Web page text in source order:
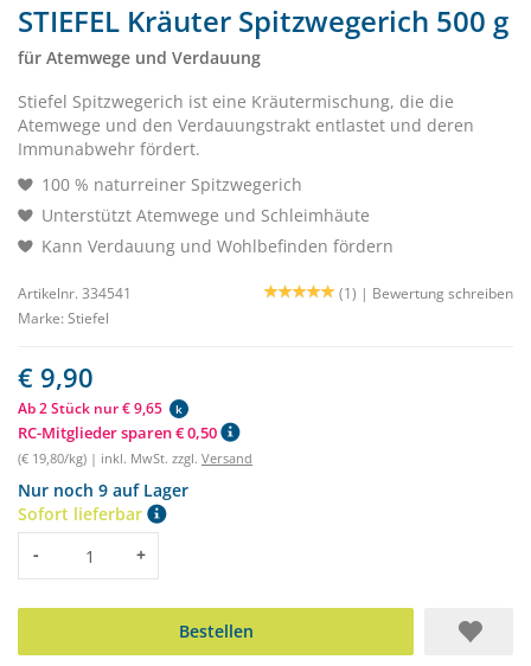
STIEFEL Kräuter Spitzwegerich 500 g
für Atemwege und Verdauung
Stiefel Spitzwegerich ist eine Kräutermischung, die die
Atemwege und den Verdauungstrakt entlastet und deren
Immunabwehr fördert.
100 % naturreiner Spitzwegerich
Unterstützt Atemwege und Schleimhäute
Kann Verdauung und Wohlbefinden fördern
Artikelnr. 334541 (1) | Bewertung schreiben
Marke: Stiefel
€ 9,90
Ab 2 Stück nur € 9,65 k
RC-Mitglieder sparen € 0,50
(€ 19,80/kg) | inkl. MwSt. zzgl. Versand
Nur noch 9 auf Lager
Sofort lieferbar
Menge
- +
Bestellen